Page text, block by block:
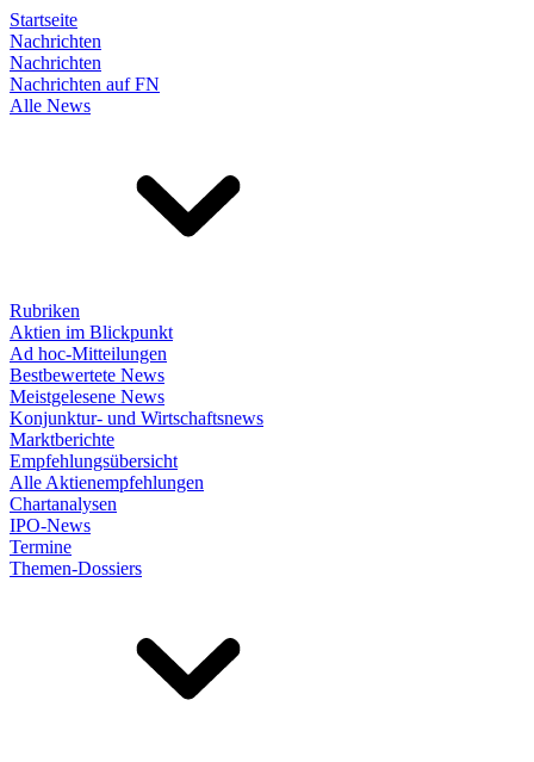
Startseite
Nachrichten
Nachrichten
Nachrichten auf FN
Alle News
Rubriken
Aktien im Blickpunkt
Ad hoc-Mitteilungen
Bestbewertete News
Meistgelesene News
Konjunktur- und Wirtschaftsnews
Marktberichte
Empfehlungsübersicht
Alle Aktienempfehlungen
Chartanalysen
IPO-News
Termine
Themen-Dossiers